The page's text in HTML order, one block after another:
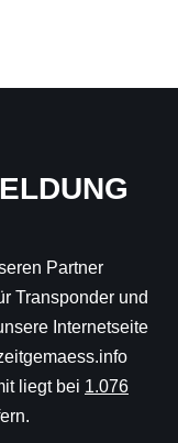
Partner
Transponder und
Internetseite
liegt bei 1.076